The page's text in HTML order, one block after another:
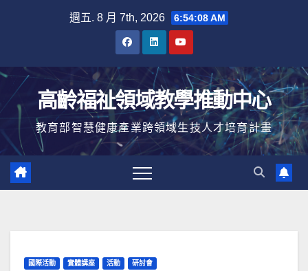
週五. 8 月 7th, 2026 6:54:09 AM
高齡福祉領域教學推動中心
教育部智慧健康產業跨領域生技人才培育計畫
國際活動 實體講座 活動 研討會